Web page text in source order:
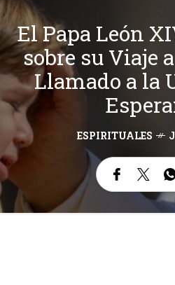
El Papa León
sobre su Viaje
Llamado a la
ESPIRITUALES